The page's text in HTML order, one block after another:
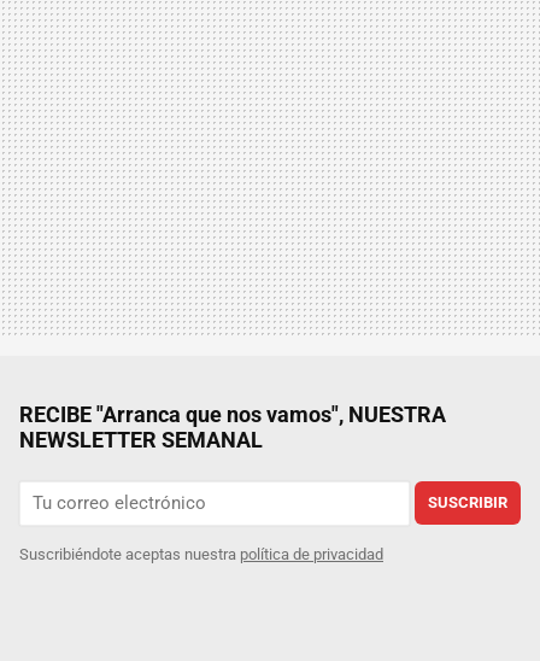
RECIBE "Arranca que nos vamos", NUESTRA
NEWSLETTER SEMANAL
SUSCRIBIR
Suscribiéndote aceptas nuestra política de privacidad